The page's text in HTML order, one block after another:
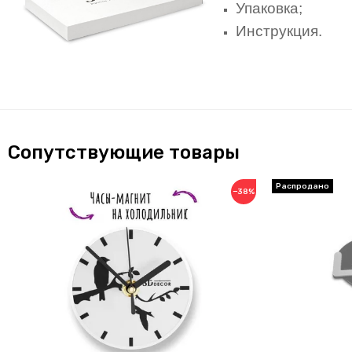
Упаковка;
Инструкция.
Сопутствующие товары
−38%